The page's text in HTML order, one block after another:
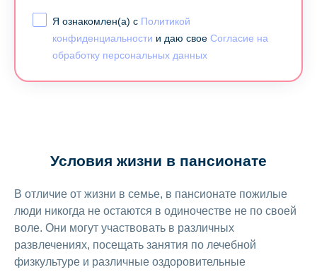
Я ознакомлен(а) с Политикой
конфиденциальности и даю свое Согласие на
обработку персональных данных
Условия жизни в пансионате
В отличие от жизни в семье, в пансионате пожилые
люди никогда не остаются в одиночестве не по своей
воле. Они могут участвовать в различных
развлечениях, посещать занятия по лечебной
физкультуре и различные оздоровительные